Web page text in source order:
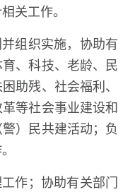
关工作。
组织实施，协助有
、科技、老龄、民
助残、社会福利、
等社会事业建设和
）民共建活动；负
作；协助有关部门